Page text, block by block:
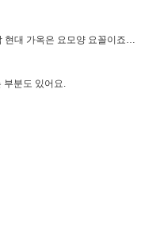
현대 가옥은 요모양 요꼴이죠…
부분도 있어요.